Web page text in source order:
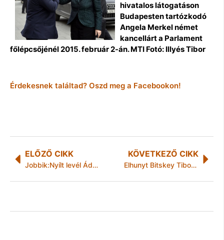
hivatalos látogatáson
Budapesten tartózkodó
Angela Merkel német
kancellárt a Parlament
főlépcsőjénél 2015. február 2-án. MTI Fotó: Illyés Tibor
Érdekesnek találtad? Oszd meg a Facebookon!
ELŐZŐ CIKK
Jobbik:Nyílt levél Áder János köztársasági elnöknek
KÖVETKEZŐ CIKK
Elhunyt Bitskey Tibor – a nemzet színésze